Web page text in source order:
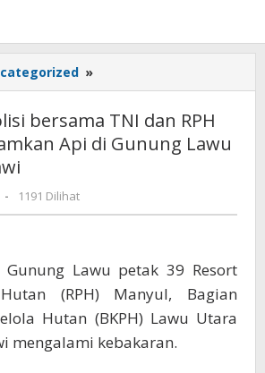
»
Polisi
TNI
dan
Api
Lawu
Petak
39
Ngawi
bersama TNI dan RPH
Api di Gunung Lawu
oleh
Adhis
- 1191 Dilihat
Gunung Lawu petak 39 Resort
(RPH) Manyul, Bagian
Hutan (BKPH) Lawu Utara
mengalami kebakaran.